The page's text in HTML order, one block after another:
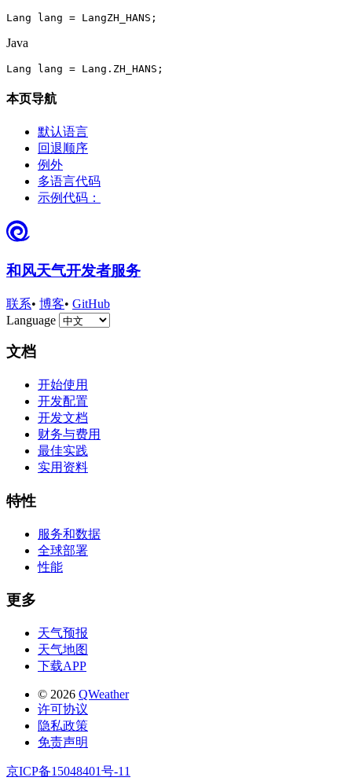
Lang lang = LangZH_HANS ;
Java
Lang lang = Lang . ZH_HANS ;
本页导航
默认语言
回退顺序
例外
多语言代码
示例代码：
和风天气开发者服务
联系• 博客• GitHub
Language
文档
开始使用
开发配置
开发文档
财务与费用
最佳实践
实用资料
特性
服务和数据
全球部署
性能
更多
天气预报
天气地图
下载APP
© 2026 QWeather
许可协议
隐私政策
免责声明
京ICP备15048401号-11